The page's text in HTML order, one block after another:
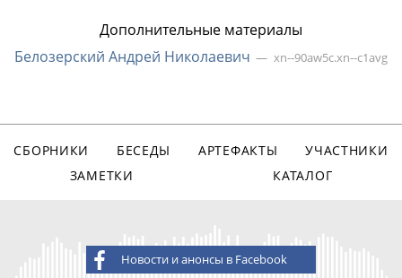
Дополнительные материалы
Белозерский Андрей Николаевич
xn--90aw5c.xn--c1avg
СБОРНИКИ БЕСЕДЫ АРТЕФАКТЫ
УЧАСТНИКИ
ЗАМЕТКИ
КАТАЛОГ
Новости и анонсы в Facebook